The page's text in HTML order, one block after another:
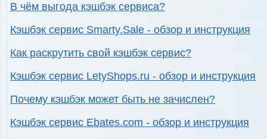
В чём выгода кэшбэк сервиса?
Кэшбэк сервис Smarty.Sale - обзор и инструкция
Как раскрутить свой кэшбэк сервис?
Кэшбэк сервис LetyShops.ru - обзор и инструкция
Почему кэшбэк может быть не зачислен?
Кэшбэк сервис Ebates.com - обзор и инструкция